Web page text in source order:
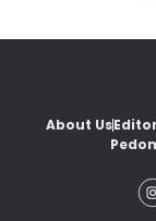
About Us